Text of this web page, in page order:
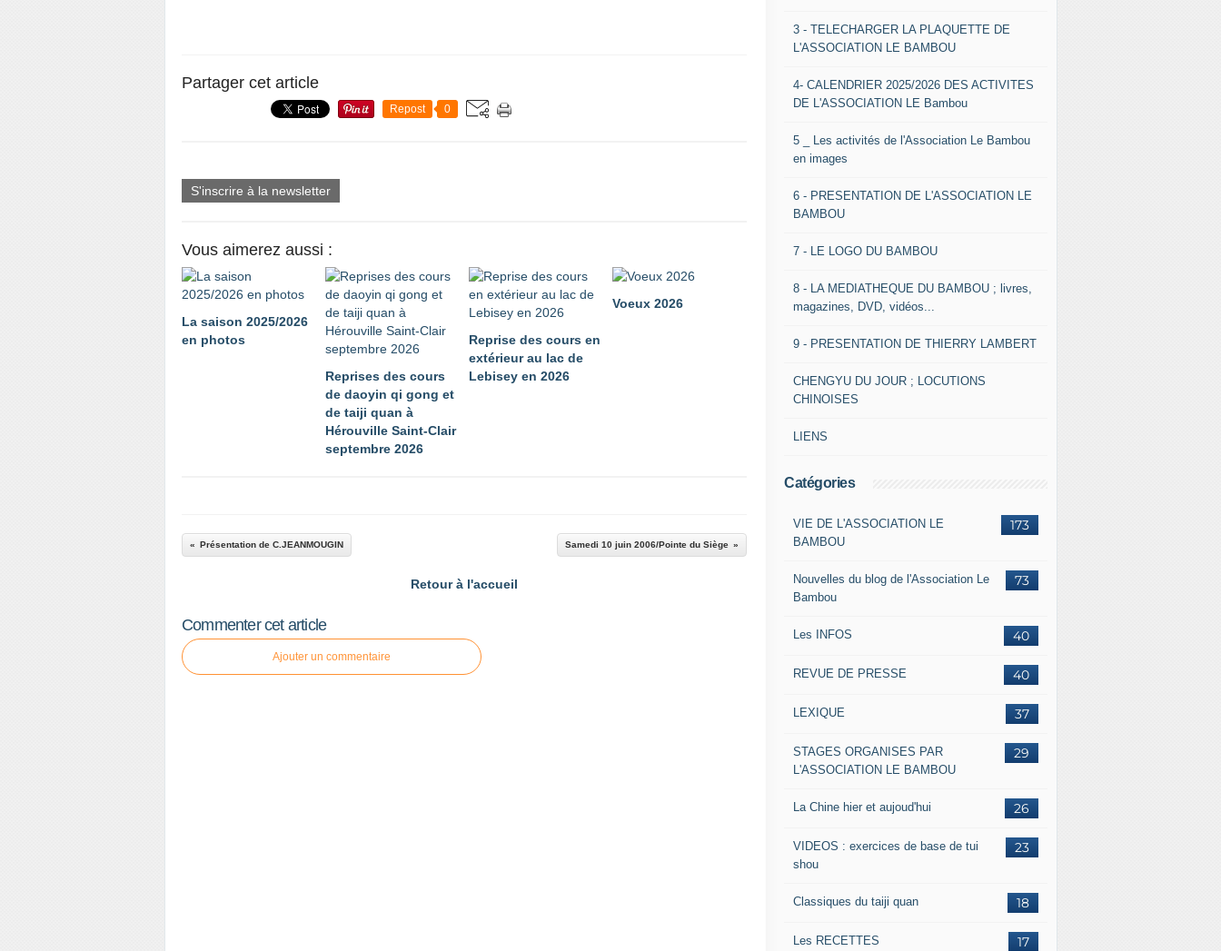
Partager cet article
Repost 0
S'inscrire à la newsletter
Vous aimerez aussi :
La saison 2025/2026
en photos
Reprises des cours
de daoyin qi gong et
de taiji quan à
Hérouville Saint-Clair
septembre 2026
Reprise des cours en
extérieur au lac de
Lebisey en 2026
Voeux 2026
Présentation de C.JEANMOUGIN Samedi 10 juin 2006/Pointe du Siège
Retour à l'accueil
Commenter cet article
Ajouter un commentaire
3 - TELECHARGER LA PLAQUETTE DE
L'ASSOCIATION LE BAMBOU
4- CALENDRIER 2025/2026 DES ACTIVITES
DE L'ASSOCIATION LE Bambou
5 _ Les activités de l'Association Le Bambou
en images
6 - PRESENTATION DE L'ASSOCIATION LE
BAMBOU
7 - LE LOGO DU BAMBOU
8 - LA MEDIATHEQUE DU BAMBOU ; livres,
magazines, DVD, vidéos...
9 - PRESENTATION DE THIERRY LAMBERT
CHENGYU DU JOUR ; LOCUTIONS
CHINOISES
LIENS
Catégories
173
VIE DE L'ASSOCIATION LE
BAMBOU
73
Nouvelles du blog de l'Association Le
Bambou
40
Les INFOS
40
REVUE DE PRESSE
37
LEXIQUE
29
STAGES ORGANISES PAR
L'ASSOCIATION LE BAMBOU
26
La Chine hier et aujoud'hui
23
VIDEOS : exercices de base de tui
shou
18
Classiques du taiji quan
17
Les RECETTES